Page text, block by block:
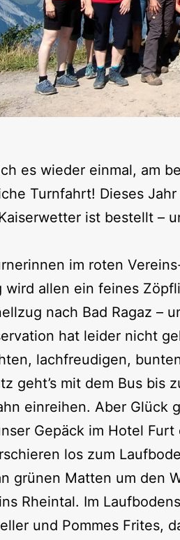
es wieder einmal, am
Turnfahrt! Dieses
ist bestellt –
im roten
wird allen ein feines
nach Bad Ragaz –
hat leider nicht
lachfreudigen,
geht’s mit dem Bus bis
einreihen. Aber Glück
Gepäck im Hotel
los zum
grünen Matten um den
Rheintal. Im
und Pommes Frites,